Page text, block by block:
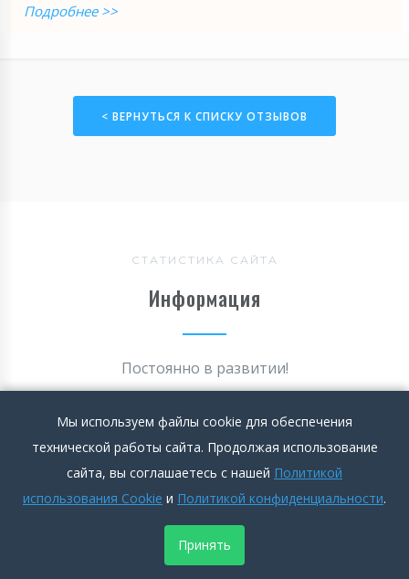
Подробнее >>
< ВЕРНУТЬСЯ К СПИСКУ ОТЗЫВОВ
СТАТИСТИКА САЙТА
Информация
Постоянно в развитии!
+
Мы используем файлы cookie для обеспечения
технической работы сайта. Продолжая использование
сайта, вы соглашаетесь с нашей Политикой
использования Cookie и Политикой конфиденциальности.
Принять